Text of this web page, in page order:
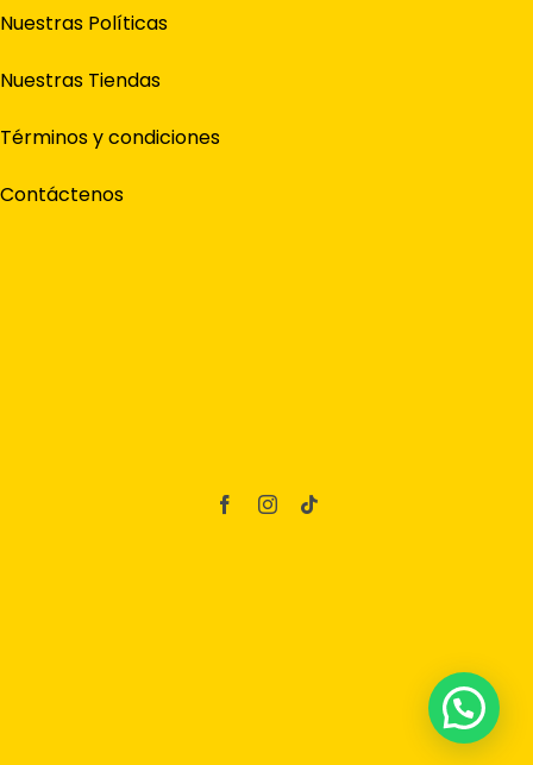
Nuestras Políticas
Nuestras Tiendas
Términos y condiciones
Contáctenos